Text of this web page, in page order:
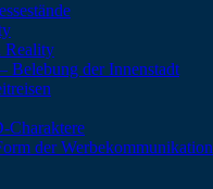
Reality
Belebung der Innenstadt
Charaktere
der Werbekommunikation